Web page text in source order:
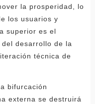
la prosperidad, lo
los usuarios y
superior es el
desarrollo de la
técnica de
bifurcación
externa se destruirá